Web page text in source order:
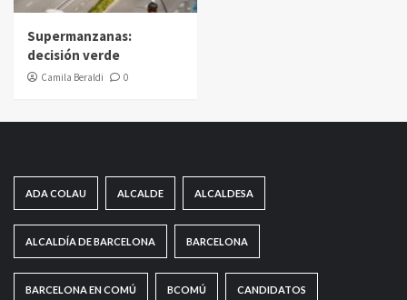
Supermanzanas:
decisión verde
Camila Beraldi 0
ADA COLAU ALCALDE ALCALDESA
ALCALDÍA DE BARCELONA BARCELONA
BARCELONA EN COMÚ BCOMÚ CANDIDATOS